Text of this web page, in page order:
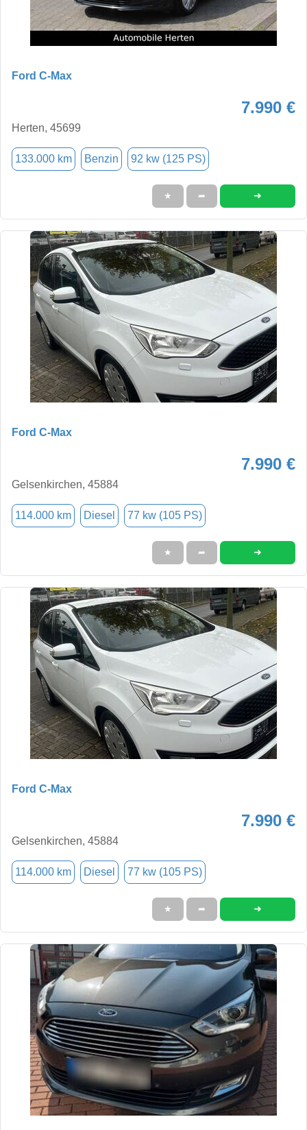
Ford C-Max
7.990 €
Herten, 45699
133.000 km Benzin 92 kw (125 PS)
★ ➦ ➜
Ford C-Max
7.990 €
Gelsenkirchen, 45884
114.000 km Diesel 77 kw (105 PS)
★ ➦ ➜
Ford C-Max
7.990 €
Gelsenkirchen, 45884
114.000 km Diesel 77 kw (105 PS)
★ ➦ ➜